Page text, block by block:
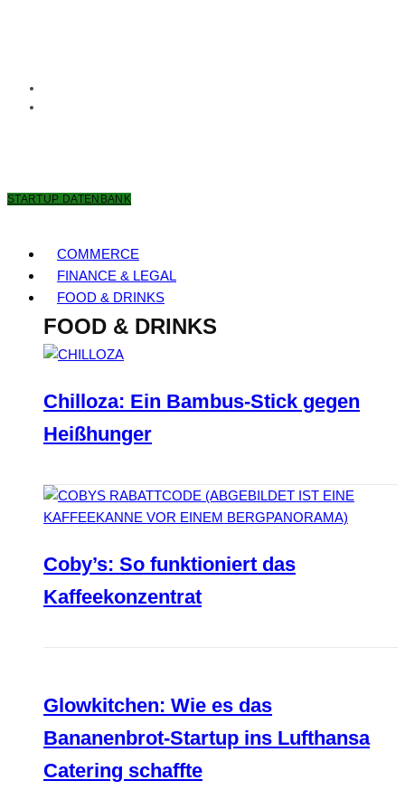
STARTUP DATENBANK
COMMERCE
FINANCE & LEGAL
FOOD & DRINKS
FOOD & DRINKS
Chilloza: Ein Bambus-Stick gegen
Heißhunger
Coby’s: So funktioniert das
Kaffeekonzentrat
Glowkitchen: Wie es das
Bananenbrot-Startup ins Lufthansa
Catering schaffte